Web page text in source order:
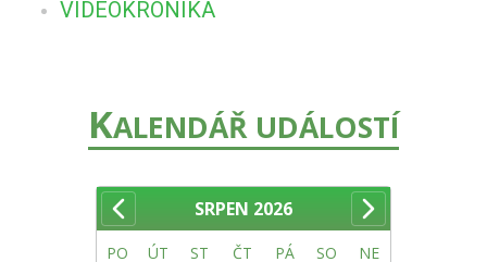
VIDEOKRONIKA
KALENDÁŘ UDÁLOSTÍ
SRPEN 2026
PO ÚT ST ČT PÁ SO NE